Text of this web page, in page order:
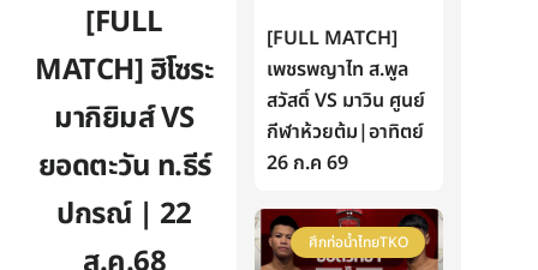
[FULL
MATCH] ฮิโซระ
มากิยิมส์ VS
ยอดตะวัน ท.ธีร์
ปกรณ์ | 22
[FULL MATCH]
เพชรพญาไท ส.พูล
สวัสดิ์ VS มาวิน ศูนย์
กีฬาห้วยต้ม|อาทิตย์
26 ก.ค 69
ศึกท่อน้ำไทยTKO